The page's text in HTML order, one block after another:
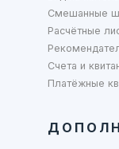
Смешанные
Расчётные
Счета и
Платёжные